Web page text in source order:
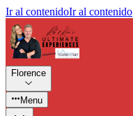
Ir al contenidoIr al contenido
Florence
Menu